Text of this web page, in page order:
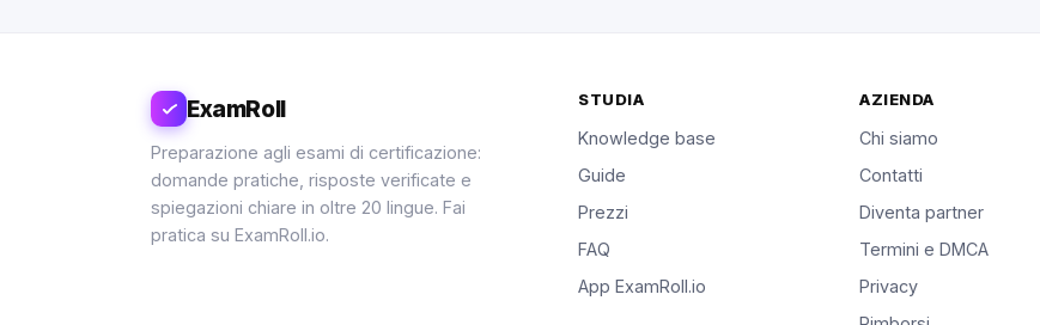
ExamRoll
Preparazione agli esami di certificazione:
domande pratiche, risposte verificate e
spiegazioni chiare in oltre 20 lingue. Fai
pratica su ExamRoll.io.
STUDIA
Knowledge base
Guide
Prezzi
FAQ
App ExamRoll.io
AZIENDA
Chi siamo
Contatti
Diventa partner
Termini e DMCA
Privacy